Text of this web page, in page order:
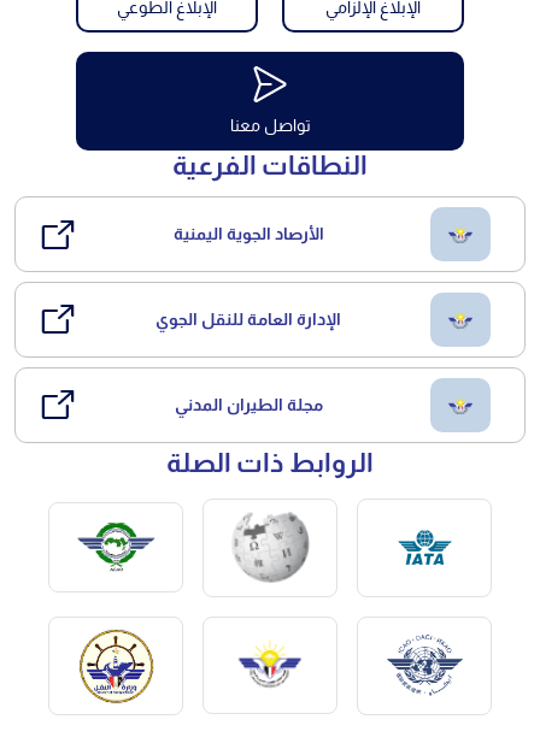
الإبلاغ الإلزامي الإبلاغ الطوعي
تواصل معنا
النطاقات الفرعية
الأرصاد الجوية اليمنية
الإدارة العامة للنقل الجوي
مجلة الطيران المدني
الروابط ذات الصلة